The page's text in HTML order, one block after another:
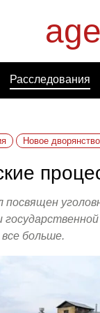
Расследования
Новое дворянство
посвящен
больше.